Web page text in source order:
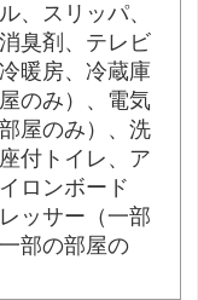
、スリッパ、
臭剤、テレビ
暖房、冷蔵庫
のみ）、電気
屋のみ）、洗
付トイレ、ア
ロンボード
ッサー（一部
部の部屋の